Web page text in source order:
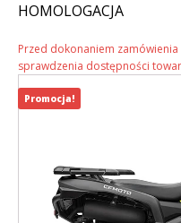
HOMOLOGACJA
Przed dokonaniem
sprawdzenia dostępności
Promocja!